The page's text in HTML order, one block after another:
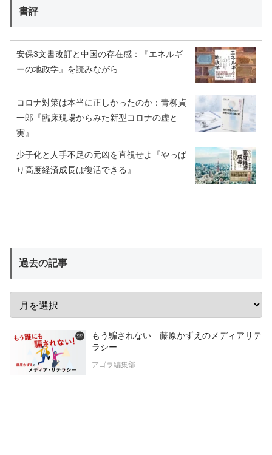
書評
安保3文書改訂と中国の存在感：『エネルギ
ーの地政学』を読みながら
コロナ対策は本当に正しかったのか：青柳貞
一郎『臨床現場からみた新型コロナの虚と
実』
少子化と人手不足の元凶を直視せよ『やっぱ
り高度経済成長は復活できる』
過去の記事
もう騙されない 藤原かずえのメディアリテ
ラシー
アゴラ編集部